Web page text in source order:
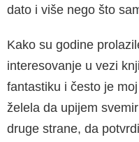
dato i više nego što
Kako su godine
interesovanje u vezi
fantastiku i često je
želela da upijem
druge strane, da